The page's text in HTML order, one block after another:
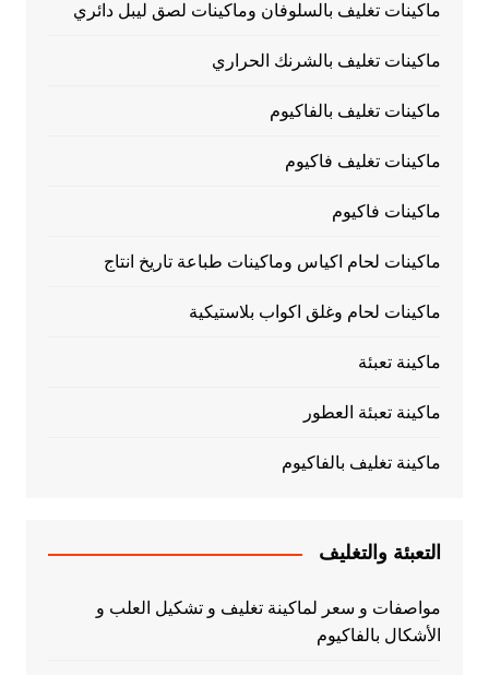
ماكينات تغليف بالسلوفان وماكينات لصق ليبل دائري
ماكينات تغليف بالشرنك الحراري
ماكينات تغليف بالفاكيوم
ماكينات تغليف فاكيوم
ماكينات فاكيوم
ماكينات لحام اكياس وماكينات طباعة تاريخ انتاج
ماكينات لحام وغلق اكواب بلاستيكية
ماكينة تعبئة
ماكينة تعبئة العطور
ماكينة تغليف بالفاكيوم
التعبئة والتغليف
مواصفات و سعر لماكينة تغليف و تشكيل العلب و
الأشكال بالفاكيوم